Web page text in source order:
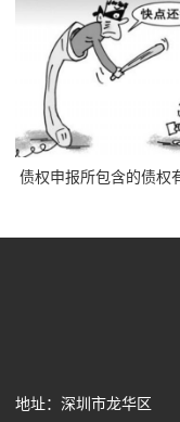
债权申报所包含的债权
地址：深圳市龙华区